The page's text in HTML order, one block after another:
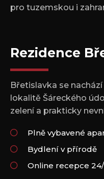
pro tuzemskou i
Rezidence
Břetislavka se
lokalitě Šáreckého
zelení a prakticky
Plně vybavené
Bydlení v přírodě
Online recepce